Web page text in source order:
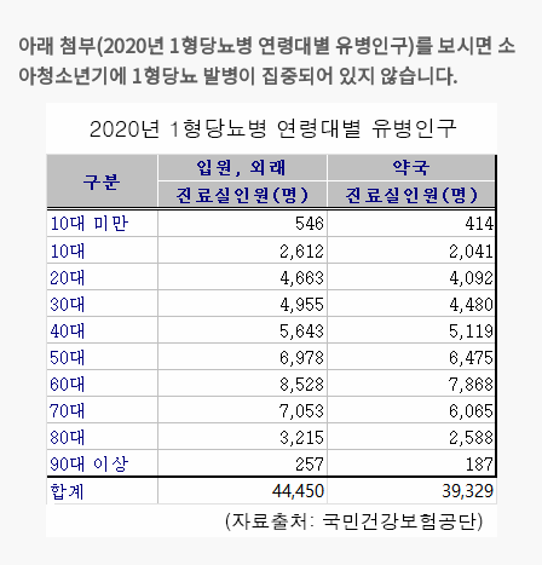
아래 첨부(2020년 1형당뇨병 연령대별 유병인구)를 보시면 소
아청소년기에 1형당뇨 발병이 집중되어 있지 않습니다.